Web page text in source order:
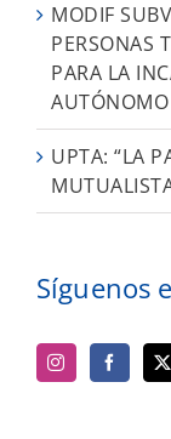
MODIF
PERSONAS
PARA LA
UPTA: “LA
Síguenos